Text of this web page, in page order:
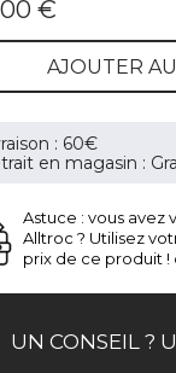
€
AJOUTER
: 60€
en magasin :
Astuce : vous avez
Alltroc ? Utilisez
prix de ce produit !
UN CONSEIL ?